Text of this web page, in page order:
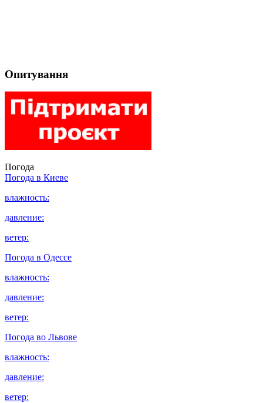
Опитування
Погода
Погода в Киеве
влажность:
давление:
ветер:
Погода в Одессе
влажность:
давление:
ветер:
Погода во Львове
влажность:
давление:
ветер: